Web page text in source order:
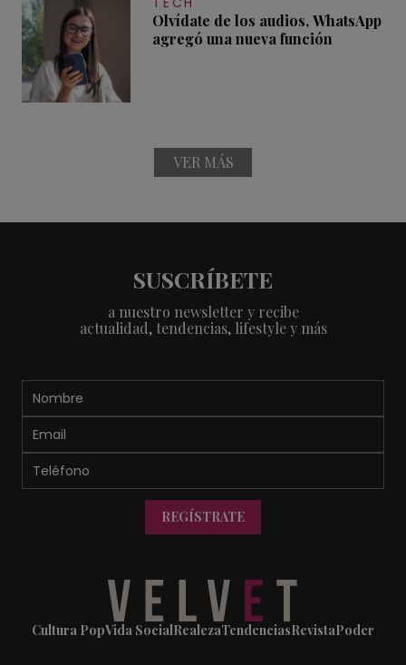
Olvídate de los audios, WhatsApp
agregó una nueva función
VER MÁS
SUSCRÍBETE
a nuestro newsletter y recibe
actualidad, tendencias, lifestyle y más
REGÍSTRATE
Cultura PopVida SocialRealezaTendenciasRevistaPoder